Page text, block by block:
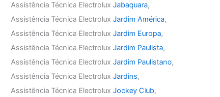
Assistência Técnica ElectroluxJabaquara,
Assistência Técnica ElectroluxJardim América,
Assistência Técnica ElectroluxJardim Europa,
Assistência Técnica ElectroluxJardim Paulista,
Assistência Técnica ElectroluxJardim Paulistano,
Assistência Técnica ElectroluxJardins,
Assistência Técnica ElectroluxJockey Club,